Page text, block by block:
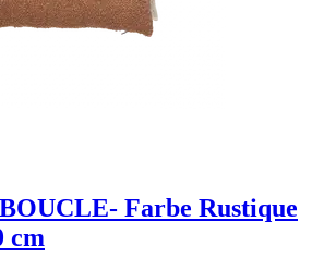
Farbe Rustique
cm